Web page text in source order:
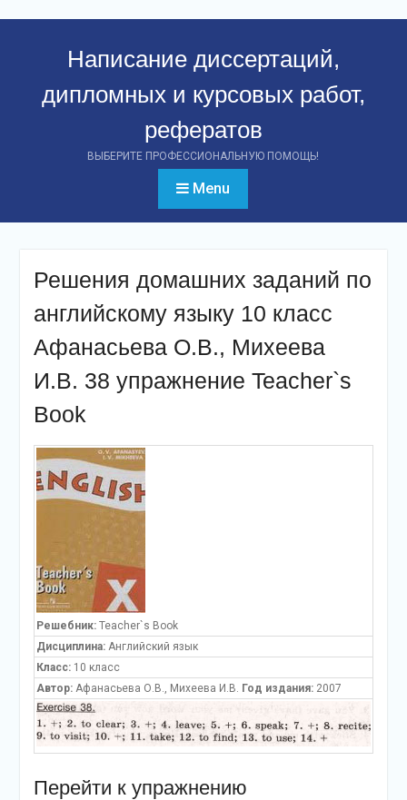
Написание диссертаций,
дипломных и курсовых работ,
рефератов
ВЫБЕРИТЕ ПРОФЕССИОНАЛЬНУЮ ПОМОЩЬ!
Menu
Решения домашних заданий по
английскому языку 10 класс
Афанасьева О.В., Михеева
И.В. 38 упражнение Teacher`s
Book
Решебник:Teacher`s Book
Дисциплина:Английский язык
Класс:10 класс
Автор:Афанасьева О.В., Михеева И.В. Год издания:2007
Перейти к упражнению